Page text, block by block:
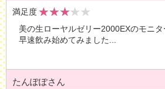
満足度
美の生ローヤルゼリー2000EXのモニタ
早速飲み始めてみました
たんぽぽさん